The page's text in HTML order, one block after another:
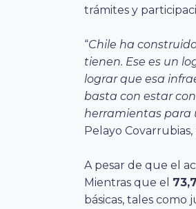
trámites y
“Chile ha
tienen. Ese es un
lograr que esa
basta con estar
herramientas para
Pelayo
A pesar de que el
Mientras que el
básicas, tales como